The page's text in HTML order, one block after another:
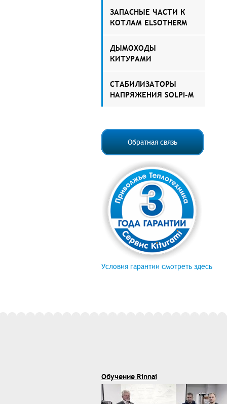
ЗАПАСНЫЕ ЧАСТИ К
КОТЛАМ ELSOTHERM
ДЫМОХОДЫ
КИТУРАМИ
СТАБИЛИЗАТОРЫ
НАПРЯЖЕНИЯ SOLPI-M
Обратная связь
Условия гарантии смотреть здесь
Обучение Rinnai